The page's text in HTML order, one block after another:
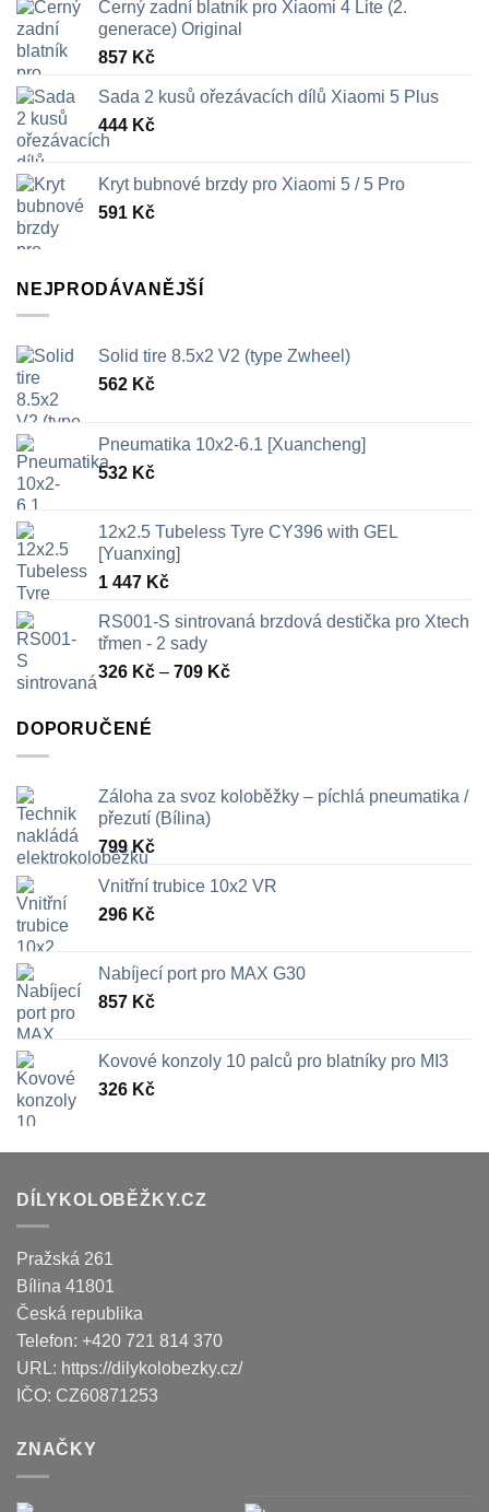
Černý zadní blatník pro Xiaomi 4 Lite (2.
generace) Original
857 Kč
Sada 2 kusů ořezávacích dílů Xiaomi 5 Plus
444 Kč
Kryt bubnové brzdy pro Xiaomi 5 / 5 Pro
591 Kč
NEJPRODÁVANĚJŠÍ
Solid tire 8.5x2 V2 (type Zwheel)
562 Kč
Pneumatika 10x2-6.1 [Xuancheng]
532 Kč
12x2.5 Tubeless Tyre CY396 with GEL
[Yuanxing]
1 447 Kč
RS001-S sintrovaná brzdová destička pro Xtech
třmen - 2 sady
326 Kč – 709 KčRozpětí
DOPORUČENÉ
Záloha za svoz koloběžky – píchlá pneumatika /
přezutí (Bílina)
799Kč
Vnitřní trubice 10x2 VR
296 Kč
Nabíjecí port pro MAX G30
857 Kč
Kovové konzoly 10 palců pro blatníky pro MI3
326 Kč
DÍLYKOLOBĚŽKY.CZ
Pražská 261
Bílina 41801
Česká republika
Telefon: +420 721 814 370
URL: https://dilykolobezky.cz/
IČO: CZ60871253
ZNAČKY